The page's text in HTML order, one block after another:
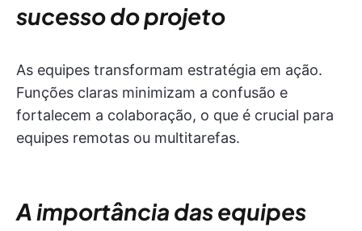
sucesso do projeto
As equipes transformam estratégia em ação.
Funções claras minimizam a confusão e
fortalecem a colaboração, o que é crucial para
equipes remotas ou multitarefas.
A importância das equipes